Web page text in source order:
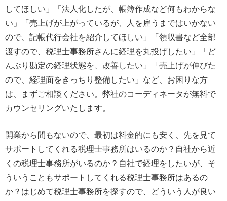
してほしい」「法人化したが、帳簿作成など何もわからな
い」「売上げが上がっているが、人を雇うまではいかない
ので、記帳代行会社を紹介してほしい」「領収書など全部
渡すので、税理士事務所さんに経理を丸投げしたい」「ど
んぶり勘定の経理状態を、改善したい」「売上げが伸びた
ので、経理面をきっちり整備したい」など、お困りな方
は、まずご相談ください。弊社のコーディネータが無料で
カウンセリングいたします。
開業から間もないので、最初は料金的にも安く、先を見て
サポートしてくれる税理士事務所はいるのか？自社から近
くの税理士事務所がいるのか？自社で経理をしたいが、そ
ういうこともサポートしてくれる税理士事務所はあるの
か？はじめて税理士事務所を探すので、どういう人が良い